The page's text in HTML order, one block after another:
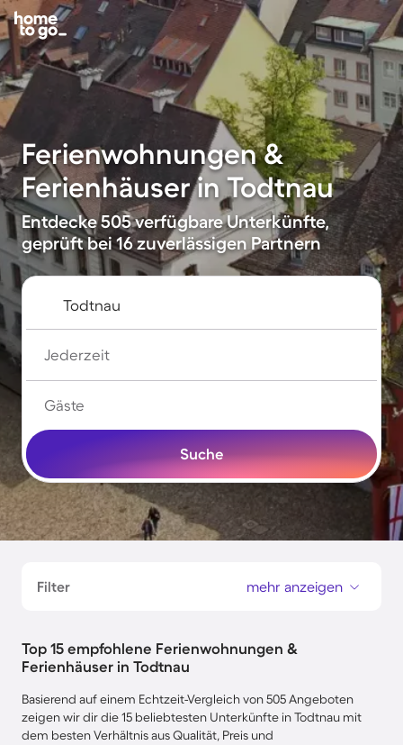
Ferienwohnungen &
Ferienhäuser in Todtnau
Entdecke 505 verfügbare Unterkünfte,
geprüft bei 16 zuverlässigen Partnern
Jederzeit
Gäste
Suche
Filter mehr anzeigen
Top 15 empfohlene Ferienwohnungen &
Ferienhäuser in Todtnau
Basierend auf einem Echtzeit-Vergleich von 505 Angeboten
zeigen wir dir die 15 beliebtesten Unterkünfte in Todtnau mit
dem besten Verhältnis aus Qualität, Preis und